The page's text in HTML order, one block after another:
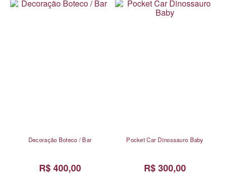
Decoração Boteco / Bar
R$ 400,00
Pocket Car Dinossauro Baby
R$ 300,00